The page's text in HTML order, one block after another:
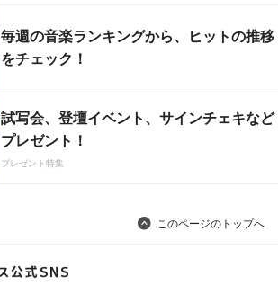
毎週の音楽ランキングから、ヒットの推移
をチェック！
試写会、登壇イベント、サインチェキなど
プレゼント！
プレゼント特集
このページのトップへ